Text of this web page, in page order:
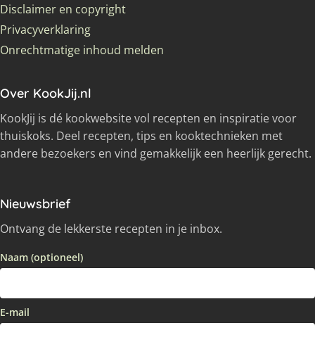
Disclaimer en copyright
Privacyverklaring
Onrechtmatige inhoud melden
Over KookJij.nl
KookJij is dé kookwebsite vol recepten en inspiratie voor
thuiskoks. Deel recepten, tips en kooktechnieken met
andere bezoekers en vind gemakkelijk een heerlijk gerecht.
Nieuwsbrief
Ontvang de lekkerste recepten in je inbox.
Naam (optioneel)
E-mail